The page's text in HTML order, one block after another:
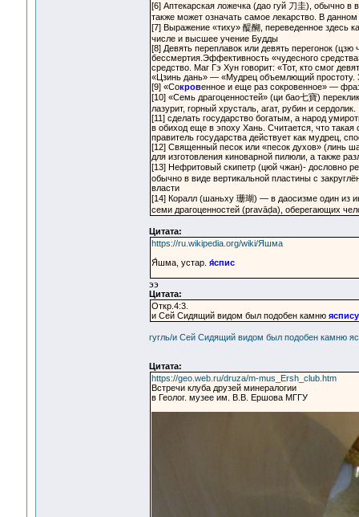
[6] Аптекарская ложечка (дао гуй 刀圭), обычно в
также может означать самое лекарство. В
[7] Выражение «тиху» 醍醐, переведенное здесь
числе и высшее учение Будды
[8] Девять переплавок или девять перегонок
бессмертия.Эффективность «чудесного
средство. Маг Гэ Хун говорит: «Тот, кто смог
«Цзинь дань» — «Мудрец объемлющий простоту.
[9] «Сокровенное и еще раз сокровенное» —
[10] «Семь драгоценностей» (ци бао七寶)
лазурит, горный хрусталь, агат, рубин и сердолик.
[11] сделать государство богатым, а народ
в обиход еще в эпоху Хань. Считается, что такая
правитель государства действует как мудрец,
[12] Священный песок или «песок духов» (линь
для изготовления киноварной пилюли, а также
[13] Нефритовый скипетр (цюй чжан)- дословно
обычно в виде вертикальной пластины с
власти
[14] Коралл (шаньху 珊瑚) — в даосизме один из
семи драгоценностей (pravāḍa), оберегающих
Цитата:
https://ru.wikipedia.org/wiki/Яшма
Я́шма, устар. я́спис
ээ
Цитата:
Откр.4:3.
и Сей Сидящий видом был подобен камню яспису
гугль/и Сей Сидящий видом был подобен камню
Цитата:
https://geo.web.ru/druza/m-mus_Ersh_club.htm
Встречи клуба друзей минералогии
в Геолог. музее им. В.В. Ершова МГГУ